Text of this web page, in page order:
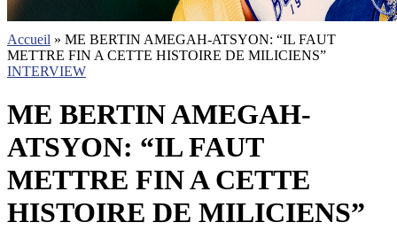
Accueil » ME BERTIN AMEGAH-ATSYON: “IL FAUT
METTRE FIN A CETTE HISTOIRE DE MILICIENS”
INTERVIEW
ME BERTIN AMEGAH-
ATSYON: “IL FAUT
METTRE FIN A CETTE
HISTOIRE DE MILICIENS”